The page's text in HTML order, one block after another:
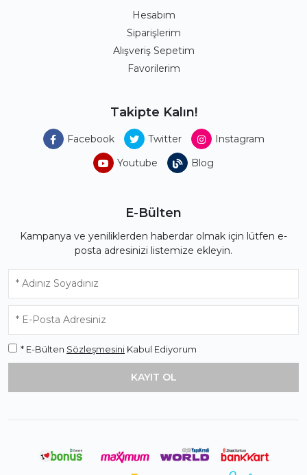
Hesabım
Siparişlerim
Alışveriş Sepetim
Favorilerim
Takipte Kalın!
Facebook Twitter
Instagram
Youtube
Blog
E-Bülten
Kampanya ve yeniliklerden haberdar olmak için lütfen e-
posta adresinizi listemize ekleyin.
* E-Bülten Sözleşmesini Kabul Ediyorum